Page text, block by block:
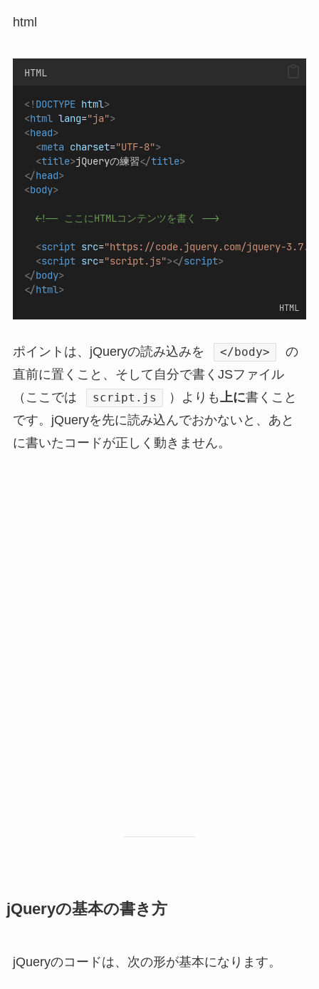
html
HTML
<! DOCTYPE html>
<html lang="ja">
<head>
<meta charset="UTF-8">
<title>jQueryの練習</title>
</head>
<body>
<!-- ここにHTMLコンテンツを書く -->
<script src="https://code.jquery.com/jquery-
<script src="script.js"></script>
</body>
</html>
HTML
ポイントは、jQueryの読み込みを </body>
の
直前に置くこと、そして自分で書くJSファイル
（ここでは
script.js ）よりも 上に書くこと
です。jQueryを先に読み込んでおかないと、あと
に書いたコードが正しく動きません。
jQueryの基本の書き方
jQueryのコードは、次の形が基本になります。